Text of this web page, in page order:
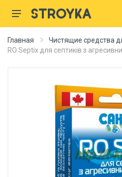
Главная
Чистящие средства
RO Septix для септиків з